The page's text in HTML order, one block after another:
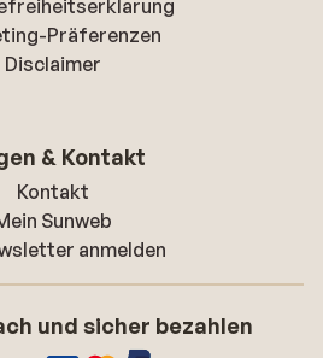
Präferenzen
Disclaimer
& Kontakt
Kontakt
Sunweb
anmelden
und sicher bezahlen